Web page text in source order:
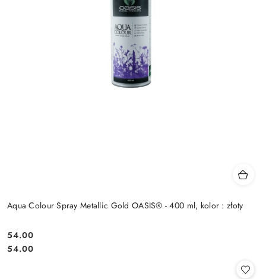
Aqua Colour Spray Metallic Gold OASIS® - 400 ml, kolor : złoty
Cena:
54.00
Cena:
54.00